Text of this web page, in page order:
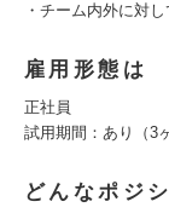
・チーム内外に対
雇用形態は
正社員
試用期間：あり（3
どんなポジ